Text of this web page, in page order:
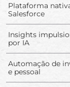
Plataforma
Salesforce
Insights
por IA
Automação de
e pessoal